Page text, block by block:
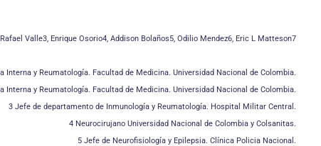
Valle3, Enrique Osorio4, Addison Bolaños5, Odilio Mendez6, Eric L Matteson7
Interna y Reumatología. Facultad de Medicina. Universidad Nacional de Colombia.
Interna y Reumatología. Facultad de Medicina. Universidad Nacional de Colombia.
3 Jefe de departamento de Inmunología y Reumatología. Hospital Militar Central.
4 Neurocirujano Universidad Nacional de Colombia y Colsanitas.
5 Jefe de Neurofisiología y Epilepsia. Clínica Policia Nacional.